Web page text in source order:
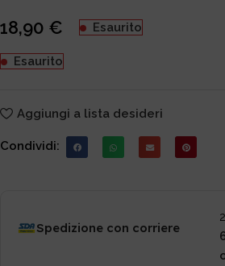
18,90 € Esaurito
Esaurito
Aggiungi a lista desideri
Condividi:
Spedizione con corriere